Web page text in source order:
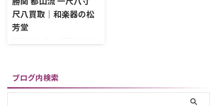
尺八買取｜和楽器の松
芳堂
的なヒビがあるのが残念です
が、精一杯のお値段をつけさ
ブログ内検索